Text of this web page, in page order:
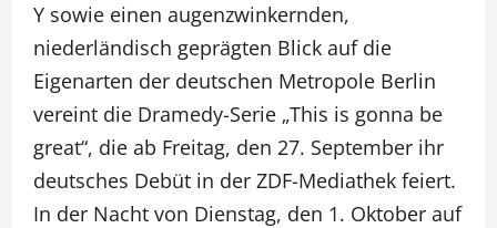
Y sowie einen augenzwinkernden,
niederländisch geprägten Blick auf die
Eigenarten der deutschen Metropole Berlin
vereint die Dramedy-Serie „This is gonna be
great“, die ab Freitag, den 27. September ihr
deutsches Debüt in der ZDF-Mediathek feiert.
In der Nacht von Dienstag, den 1. Oktober auf